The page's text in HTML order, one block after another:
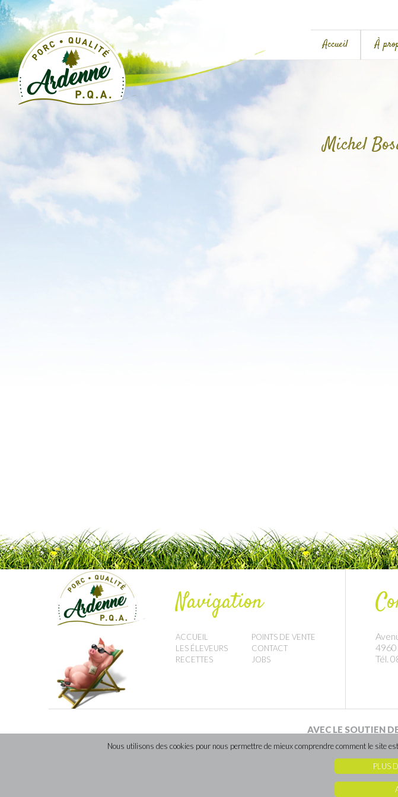
Nous utilisons des cookies pour nous permettre de mieux comprendre comment le site
PLUS
Accueil À
Michel
Navigation
ACCUEIL
LES ÉLEVEURS
RECETTES
POINTS DE VENTE
CONTACT
JOBS
Tél.
AVEC LE SOUTIEN
Site internet réalisé